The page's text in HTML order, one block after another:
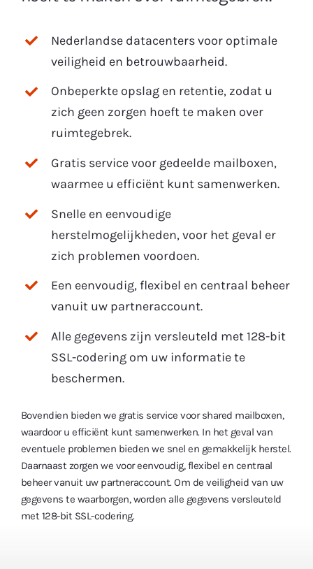
Nederlandse datacenters voor optimale
veiligheid en betrouwbaarheid.
Onbeperkte opslag en retentie, zodat u
zich geen zorgen hoeft te maken over
ruimtegebrek.
Gratis service voor gedeelde mailboxen,
waarmee u efficiënt kunt samenwerken.
Snelle en eenvoudige
herstelmogelijkheden, voor het geval er
zich problemen voordoen.
Een eenvoudig, flexibel en centraal beheer
vanuit uw partneraccount.
Alle gegevens zijn versleuteld met 128-bit
SSL-codering om uw informatie te
beschermen.
Bovendien bieden we gratis service voor shared mailboxen,
waardoor u efficiënt kunt samenwerken. In het geval van
eventuele problemen bieden we snel en gemakkelijk herstel.
Daarnaast zorgen we voor eenvoudig, flexibel en centraal
beheer vanuit uw partneraccount. Om de veiligheid van uw
gegevens te waarborgen, worden alle gegevens versleuteld
met 128-bit SSL-codering.